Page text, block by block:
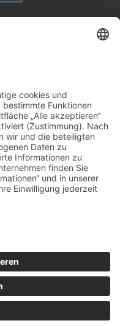
Paddeln macht
Alle Rechte